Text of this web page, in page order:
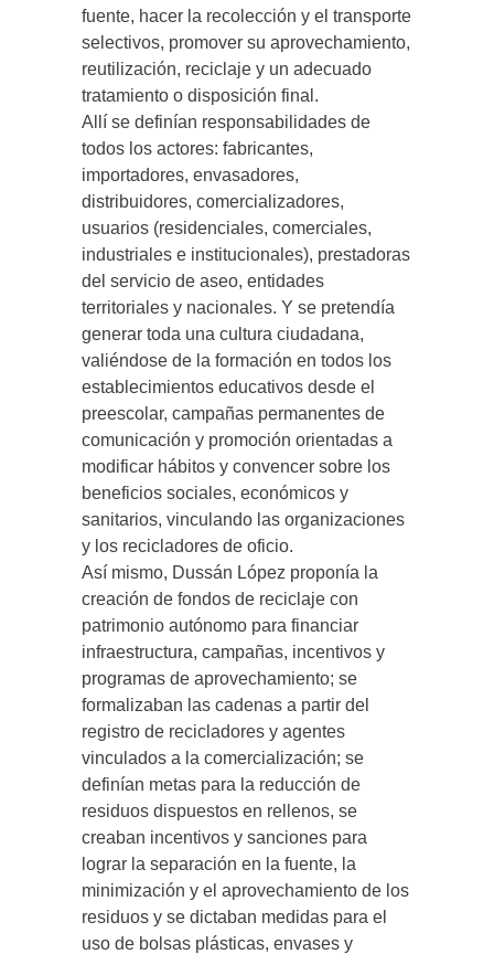
fuente, hacer la recolección y el transporte
selectivos, promover su aprovechamiento,
reutilización, reciclaje y un adecuado
tratamiento o disposición final.
Allí se definían responsabilidades de
todos los actores: fabricantes,
importadores, envasadores,
distribuidores, comercializadores,
usuarios (residenciales, comerciales,
industriales e institucionales), prestadoras
del servicio de aseo, entidades
territoriales y nacionales. Y se pretendía
generar toda una cultura ciudadana,
valiéndose de la formación en todos los
establecimientos educativos desde el
preescolar, campañas permanentes de
comunicación y promoción orientadas a
modificar hábitos y convencer sobre los
beneficios sociales, económicos y
sanitarios, vinculando las organizaciones
y los recicladores de oficio.
Así mismo, Dussán López proponía la
creación de fondos de reciclaje con
patrimonio autónomo para financiar
infraestructura, campañas, incentivos y
programas de aprovechamiento; se
formalizaban las cadenas a partir del
registro de recicladores y agentes
vinculados a la comercialización; se
definían metas para la reducción de
residuos dispuestos en rellenos, se
creaban incentivos y sanciones para
lograr la separación en la fuente, la
minimización y el aprovechamiento de los
residuos y se dictaban medidas para el
uso de bolsas plásticas, envases y